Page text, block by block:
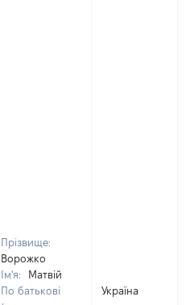
Прізвище:
Ворожко
Ім'я:
Матвій
По батькові
Україна